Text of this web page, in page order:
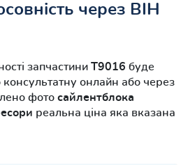
через ВІН
запчастини Т9016 буде
онлайн або через
фото сайлентблока
реальна ціна яка вказана